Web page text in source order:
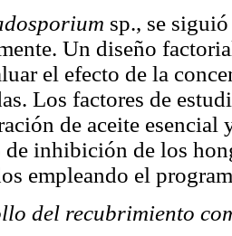
sp., se
Un diseño
el efecto de la
Los factores de
de aceite esencial
de inhibición de los
empleando el
del recubrimiento